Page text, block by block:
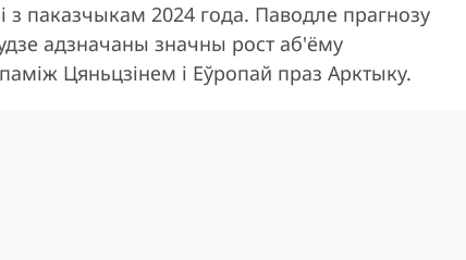
паказчыкам 2024 года. Паводле прагнозу
адзначаны значны рост аб'ёму
Цяньцзінем і Еўропай праз Арктыку.